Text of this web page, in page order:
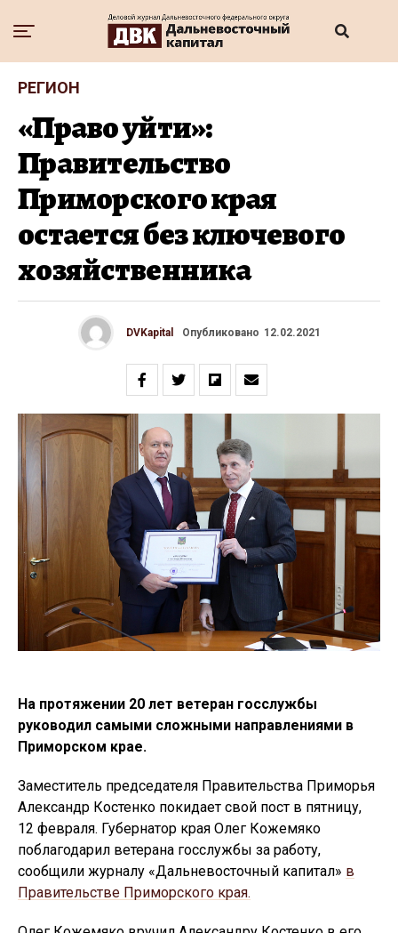
РЕГИОН
«Право уйти»:
Правительство
Приморского края
остается без ключевого
хозяйственника
DVKapital Опубликовано 12.02.2021
На протяжении 20 лет ветеран госслужбы
руководил самыми сложными направлениями в
Приморском крае.
Заместитель председателя Правительства Приморья
Александр Костенко покидает свой пост в пятницу,
12 февраля. Губернатор края Олег Кожемяко
поблагодарил ветерана госслужбы за работу,
сообщили журналу «Дальневосточный капитал» в
Правительстве Приморского края.